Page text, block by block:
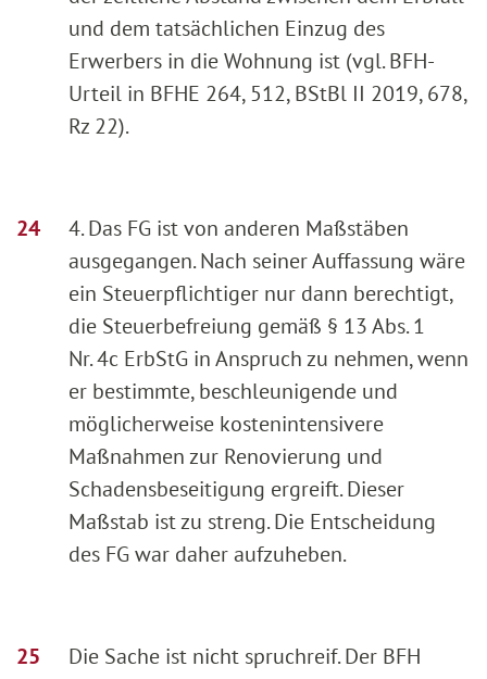
und dem tatsächlichen Einzug des
Erwerbers in die Wohnung ist (vgl. BFH-
Urteil in BFHE 264, 512, BStBl II 2019, 678,
Rz 22).
4. Das FG ist von anderen Maßstäben
ausgegangen. Nach seiner Auffassung wäre
ein Steuerpflichtiger nur dann berechtigt,
die Steuerbefreiung gemäß § 13 Abs. 1
Nr. 4c ErbStG in Anspruch zu nehmen, wenn
er bestimmte, beschleunigende und
möglicherweise kostenintensivere
Maßnahmen zur Renovierung und
Schadensbeseitigung ergreift. Dieser
Maßstab ist zu streng. Die Entscheidung
des FG war daher aufzuheben.
Die Sache ist nicht spruchreif. Der BFH